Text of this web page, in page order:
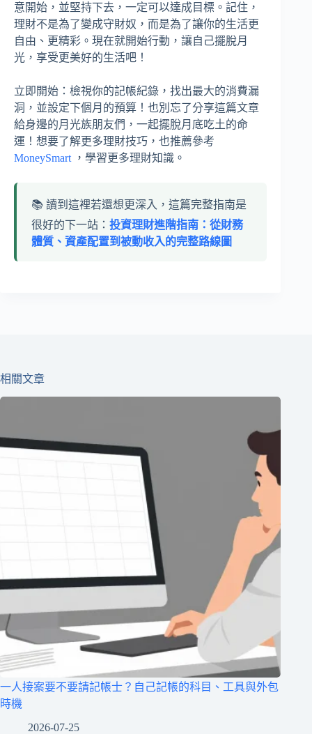
意開始，並堅持下去，一定可以達成目標。記住，
理財不是為了變成守財奴，而是為了讓你的生活更
自由、更精彩。現在就開始行動，讓自己擺脫月
光，享受更美好的生活吧！
立即開始：檢視你的記帳紀錄，找出最大的消費漏
洞，並設定下個月的預算！也別忘了分享這篇文章
給身邊的月光族朋友們，一起擺脫月底吃土的命
運！想要了解更多理財技巧，也推薦參考
MoneySmart ，學習更多理財知識。
📚 讀到這裡若還想更深入，這篇完整指南是
很好的下一站： 投資理財進階指南：從財務
體質、資產配置到被動收入的完整路線圖
相關文章
一人接案要不要請記帳士？自己記帳的科目、工具與外包
時機
2026-07-25